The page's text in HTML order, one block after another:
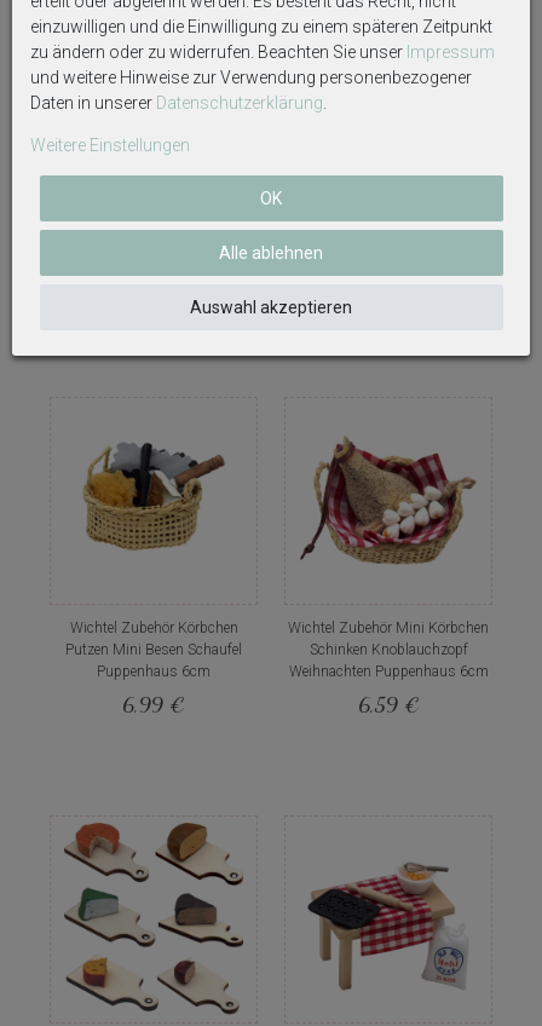
PINK Miniatur Puppenhaus Set
12,50 €
Saunahäuschen Badeente
Handtuch Pink Wichteline SET
20,79 €
Wichtel Zubehör Körbchen
Putzen Mini Besen Schaufel
Puppenhaus 6cm
6,99 €
Wichtel Zubehör Mini Körbchen
Schinken Knoblauchzopf
Weihnachten Puppenhaus 6cm
6,59 €
einzuwilligen und die Einwilligung zu einem späteren Zeitpunkt
zu ändern oder zu widerrufen. Beachten Sie unser Impressum
und weitere Hinweise zur Verwendung personenbezogener
Daten in unserer Daten­schutz­erklärung
Weitere Einstellungen
OK
Alle ablehnen
Auswahl akzeptieren